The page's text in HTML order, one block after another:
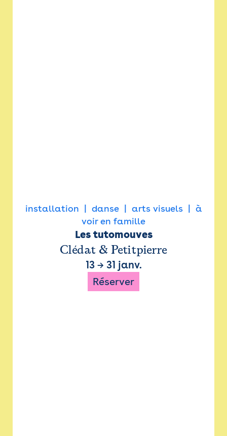
installation danse arts visuels
à
voir en famille
Les tutomouves
Clédat & Petitpierre
13→ 31 janv.
Réserver